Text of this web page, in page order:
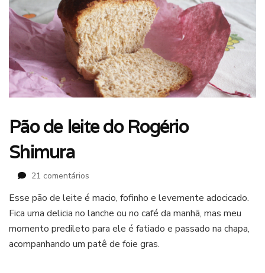
Pão de leite do Rogério
Shimura
21 comentários
de
leite
do
Rogério
Shimura
Esse pão de leite é macio, fofinho e levemente adocicado.
Fica uma delicia no lanche ou no café da manhã, mas meu
momento predileto para ele é fatiado e passado na chapa,
acompanhando um patê de foie gras.